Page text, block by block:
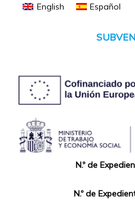
English Español
N.º de
N.º de